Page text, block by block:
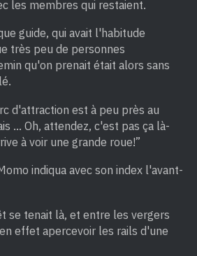
les membres qui restaient.
guide, qui avait l'habitude
très peu de personnes
qu'on prenait était alors sans
d'attraction est à peu près au
… Oh, attendez, c'est pas ça là-
à voir une grande roue!”
indiqua avec son index l'avant-
se tenait là, et entre les vergers
effet apercevoir les rails d'une